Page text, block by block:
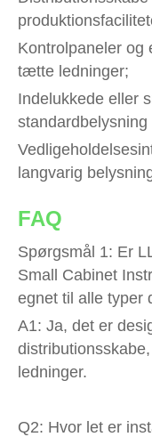
Kontrolpaneler
tætte ledninger;
Indelukkede eller
langvarig
FAQ
Spørgsmål 1: Er
Small Cabinet
egnet til alle typer
A1: Ja, det er
ledninger.
Q2: Hvor let er